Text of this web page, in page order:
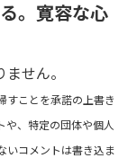
。寛容な心
せん。
すことを承諾の上書き
や、特定の団体や個人
いコメントは書き込ま